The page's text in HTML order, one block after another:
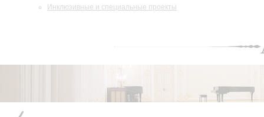
Инклюзивные и специальные проекты